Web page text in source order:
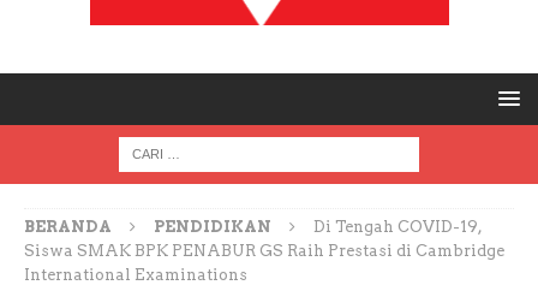
BERANDA PENDIDIKAN
Di Tengah COVID-19,
Siswa SMAK BPK PENABUR GS Raih Prestasi di Cambridge
International Examinations